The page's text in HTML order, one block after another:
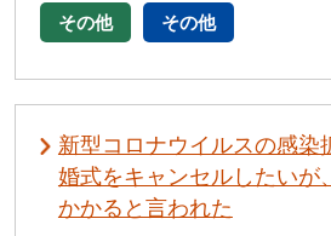
その他 その他
新型コロナウイルスの感染
婚式をキャンセルしたいが
かかると言われた